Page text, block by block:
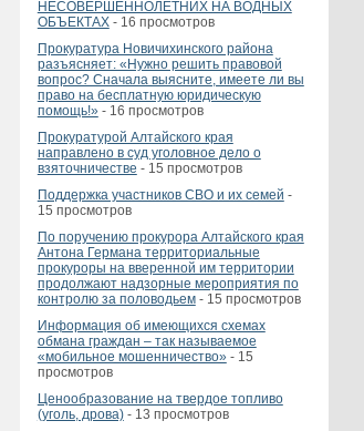
НЕСОВЕРШЕННОЛЕТНИХ НА ВОДНЫХ
ОБЪЕКТАХ- 16 просмотров
Прокуратура Новичихинского района
разъясняет: «Нужно решить правовой
вопрос? Сначала выясните, имеете ли вы
право на бесплатную юридическую
помощь!»- 16 просмотров
Прокуратурой Алтайского края
направлено в суд уголовное дело о
взяточничестве - 15 просмотров
Поддержка участников СВО и их семей -
15 просмотров
По поручению прокурора Алтайского края
Антона Германа территориальные
прокуроры на вверенной им территории
продолжают надзорные мероприятия по
контролю за половодьем- 15 просмотров
Информация об имеющихся схемах
обмана граждан – так называемое
«мобильное мошенничество»- 15
просмотров
Ценообразование на твердое топливо
(уголь, дрова)- 13 просмотров